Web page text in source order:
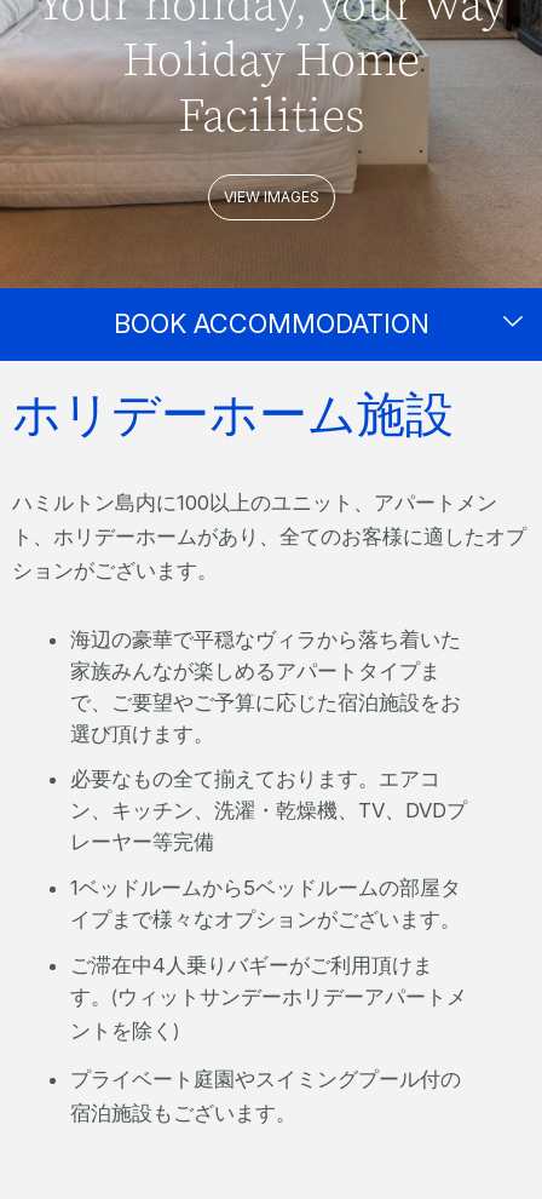
Holiday Home
Facilities
VIEW IMAGES
BOOK ACCOMMODATION
ホリデーホーム施設
ハミルトン島内に100以上のユニット、アパートメン
ト、ホリデーホームがあり、全てのお客様に適したオプ
ションがございます。
海辺の豪華で平穏なヴィラから落ち着いた
家族みんなが楽しめるアパートタイプま
で、ご要望やご予算に応じた宿泊施設をお
選び頂けます。
必要なもの全て揃えております。エアコ
ン、キッチン、洗濯・乾燥機、TV、DVDプ
レーヤー等完備
1ベッドルームから5ベッドルームの部屋タ
イプまで様々なオプションがございます。
ご滞在中4人乗りバギーがご利用頂けま
す。
(ウィットサンデーホリデーアパートメ
ントを除く )
プライベート庭園やスイミングプール付の
宿泊施設もございます。